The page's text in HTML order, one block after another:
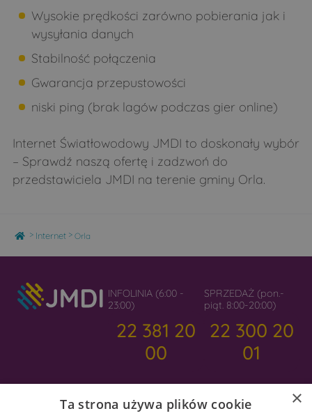
Topczewo
Trzeszczkowo
Twarogi Lackie
Twarogi-Mazury
Twarogi-Wypychy
Warpechy Stare
Werpol
Widźgowo
Wojeniec
Wólka Pietkowska
Wólka Zamkowa
Wypychy
Zdrojki
Wysokie prędkości zarówno pobierania jak i
wysyłania danych
Stabilność połączenia
Gwarancja przepustowości
niski ping (brak lagów podczas gier online)
Internet Światłowodowy JMDI to doskonały wybór
– Sprawdź naszą ofertę i zadzwoń do
przedstawiciela JMDI na terenie gminy Orla.
Home
> Internet> Orla
INFOLINIA (6:00 -
23:00)
22 381 20
00
SPRZEDAŻ (pon.-
piąt. 8:00-20:00)
22 300 20
01
×
Ta strona używa plików cookie